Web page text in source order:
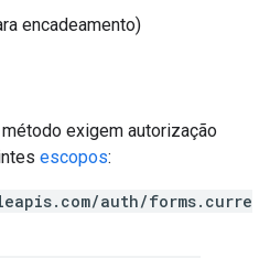
encadeamento)
exigem autorização
escopos:
auth/forms.curre